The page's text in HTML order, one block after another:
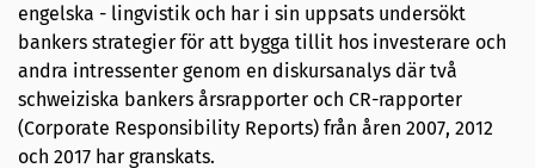
engelska - lingvistik och har i sin uppsats undersökt
bankers strategier för att bygga tillit hos investerare och
andra intressenter genom en diskursanalys där två
schweiziska bankers årsrapporter och CR-rapporter
(Corporate Responsibility Reports) från åren 2007, 2012
och 2017 har granskats.